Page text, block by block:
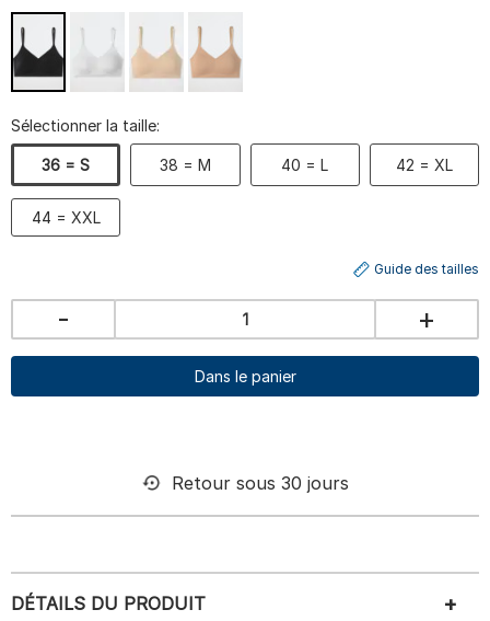
Sélectionner la taille:
36 = S 38 = M 40 = L 42 = XL
44 = XXL
Guide des tailles
- +
Dans le panier
Retour sous 30 jours
DÉTAILS DU PRODUIT